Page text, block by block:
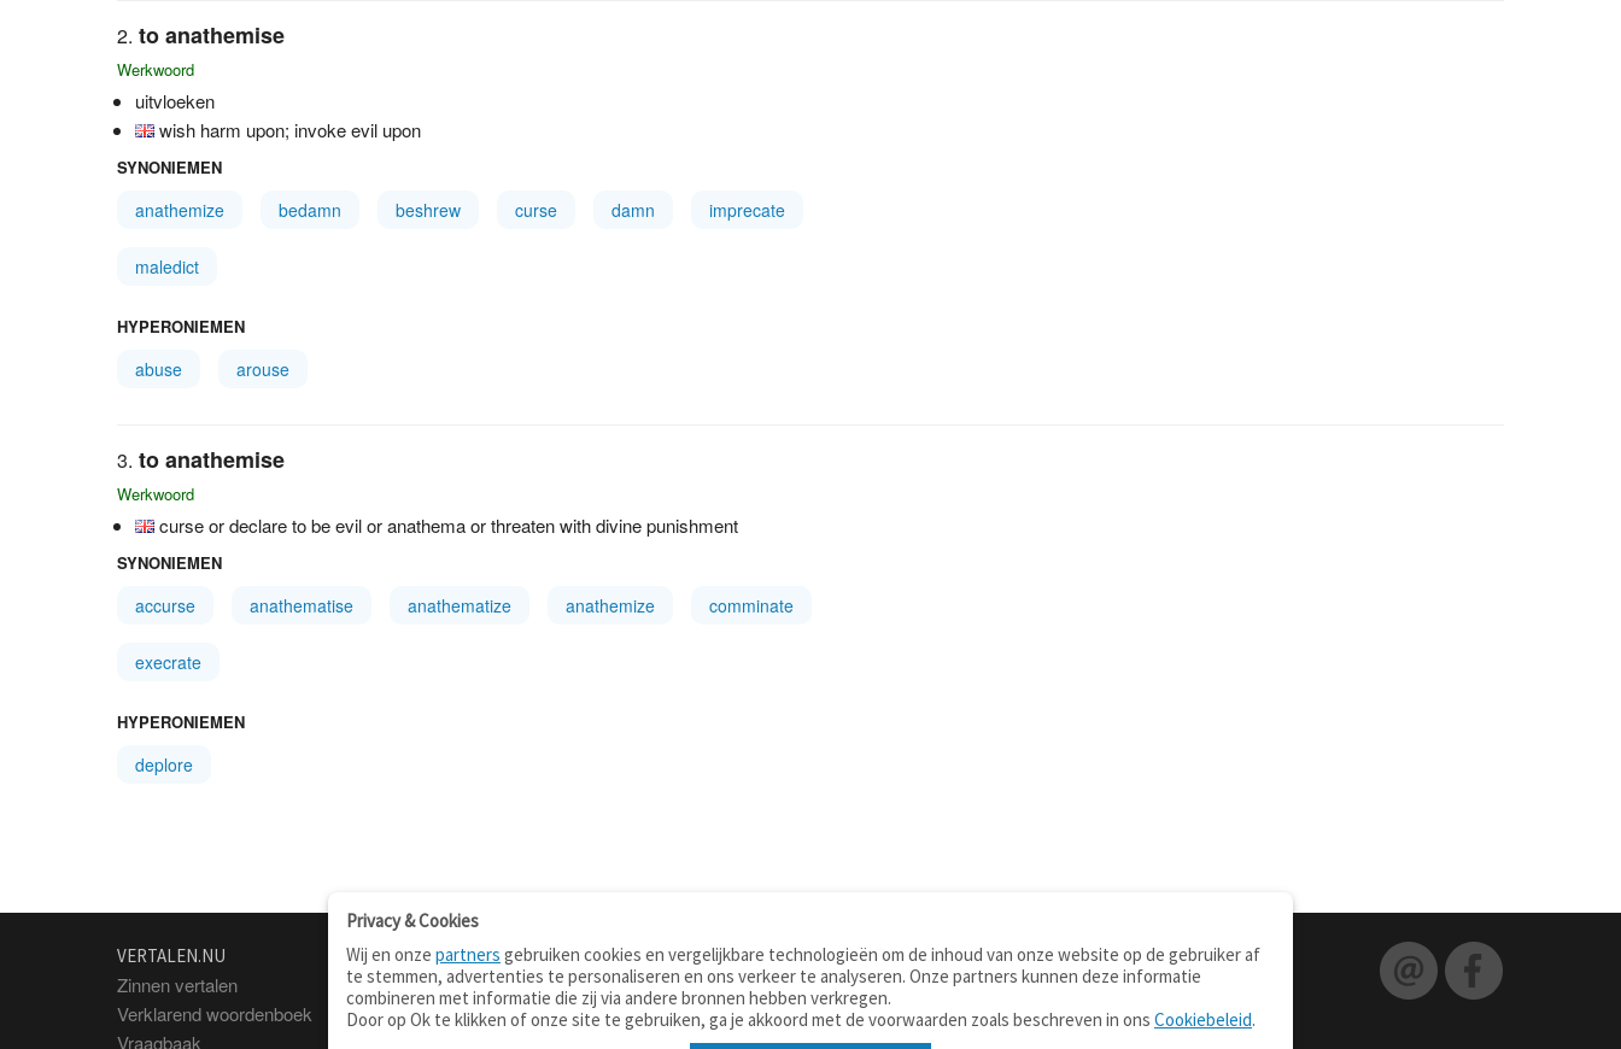
to anathemise
Werkwoord
uitvloeken
wish harm upon; invoke evil upon
SYNONIEMEN
anathemize bedamn beshrew curse damn imprecate
maledict
HYPERONIEMEN
abuse arouse
to anathemise
Werkwoord
curse or declare to be evil or anathema or threaten with divine punishment
SYNONIEMEN
accurse anathematise anathematize anathemize comminate
execrate
HYPERONIEMEN
deplore
VERTALEN.NU
Zinnen vertalen
Verklarend woordenboek
Vraagbaak
OVER
Over deze site
Contact
TOOLS
Apps
Mobiel
Tools & widgets
WOORDENBOEKEN
Nederlands - Engels
Nederlands - Duits
Nederlands - Spaans
Privacy & Cookies
Wij en onze partners gebruiken cookies en vergelijkbare technologieën om de inhoud van onze website op de gebruiker af
te stemmen, advertenties te personaliseren en ons verkeer te analyseren. Onze partners kunnen deze informatie
combineren met informatie die zij via andere bronnen hebben verkregen.
Door op Ok te klikken of onze site te gebruiken, ga je akkoord met de voorwaarden zoals beschreven in ons Cookiebeleid.